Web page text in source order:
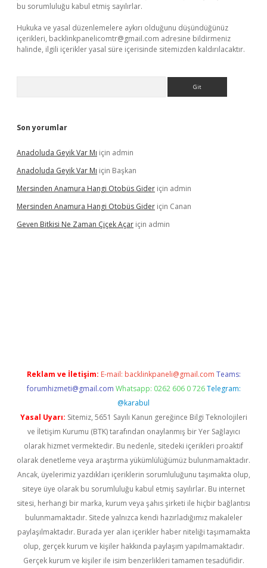
bu sorumluluğu kabul etmiş sayılırlar.
Hukuka ve yasal düzenlemelere aykırı olduğunu düşündüğünüz
içerikleri, backlinkpanelicomtr@gmail.com adresine bildirmeniz
halinde, ilgili içerikler yasal süre içerisinde sitemizden kaldırılacaktır.
Son yorumlar
Anadoluda Geyik Var Mı için admin
Anadoluda Geyik Var Mı için Başkan
Mersinden Anamura Hangi Otobüs Gider için admin
Mersinden Anamura Hangi Otobüs Gider için Canan
Geven Bitkisi Ne Zaman Çiçek Açar için admin
Reklam ve İletişim: E-mail: backlinkpaneli@gmail.com Teams:
forumhizmeti@gmail.com Whatsapp: 0262 606 0 726 Telegram:
@karabul
Yasal Uyarı: Sitemiz, 5651 Sayılı Kanun gereğince Bilgi Teknolojileri
ve İletişim Kurumu (BTK) tarafından onaylanmış bir Yer Sağlayıcı
olarak hizmet vermektedir. Bu nedenle, sitedeki içerikleri proaktif
olarak denetleme veya araştırma yükümlülüğümüz bulunmamaktadır.
Ancak, üyelerimiz yazdıkları içeriklerin sorumluluğunu taşımakta olup,
siteye üye olarak bu sorumluluğu kabul etmiş sayılırlar. Bu internet
sitesi, herhangi bir marka, kurum veya şahıs şirketi ile hiçbir bağlantısı
bulunmamaktadır. Sitede yalnızca kendi hazırladığımız makaleler
paylaşılmaktadır. Burada yer alan içerikler haber niteliği taşımamakta
olup, gerçek kurum ve kişiler hakkında paylaşım yapılmamaktadır.
Gerçek kurum ve kişiler ile isim benzerlikleri tamamen tesadüfidir.